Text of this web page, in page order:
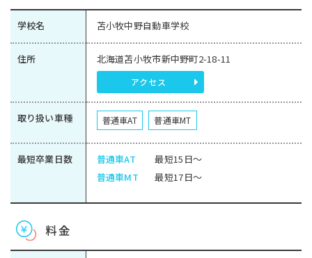
学校名 苫小牧中野自動車学校
住所 北海道苫小牧市新中野町2-18-11
アクセス
取り扱い車種 普通車AT 普通車MT
最短卒業日数 普通車AT
最短15日～
普通車MT
最短17日～
料金